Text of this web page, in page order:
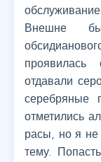
Внешне
отдавали
серебряные
отметились
расы, но я не
тему.